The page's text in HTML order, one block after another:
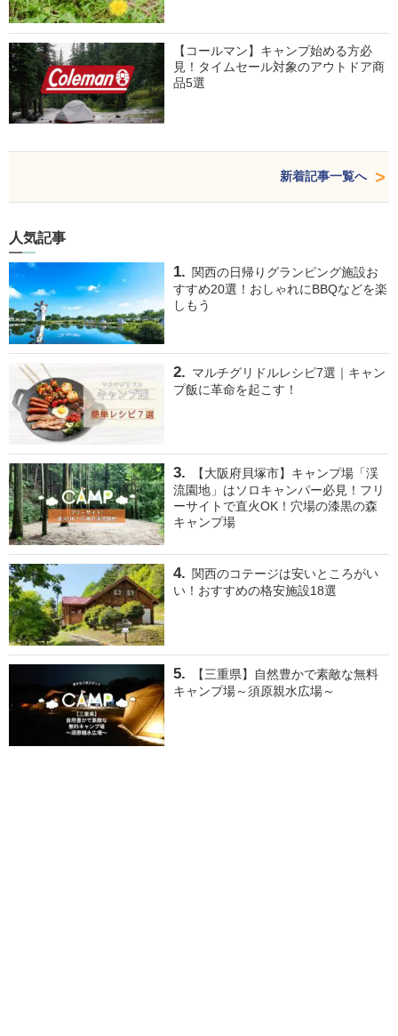
【コールマン】キャンプ始める方必
見！タイムセール対象のアウトドア商
品5選
新着記事一覧へ
人気記事
関西の日帰りグランピング施設お
すすめ20選！おしゃれにBBQなどを楽
しもう
マルチグリドルレシピ7選｜キャン
プ飯に革命を起こす！
【大阪府貝塚市】キャンプ場「渓
流園地」はソロキャンパー必見！フリ
ーサイトで直火OK！穴場の漆黒の森
キャンプ場
関西のコテージは安いところがい
い！おすすめの格安施設18選
【三重県】自然豊かで素敵な無料
キャンプ場～須原親水広場～